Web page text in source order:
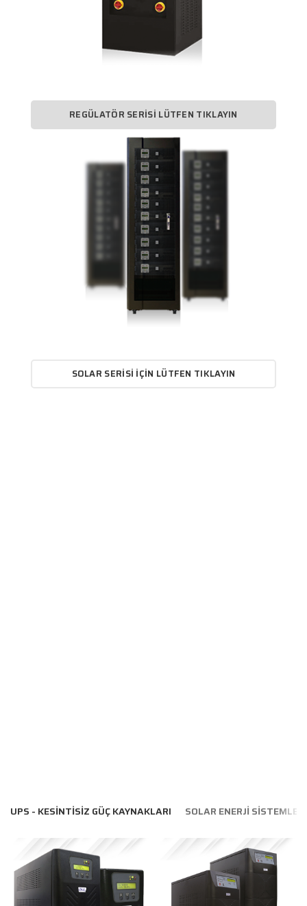
SOLAR SERISI İÇIN LÜTFEN TIKLAYIN
REGÜLATÖR SERISI LÜTFEN TIKLAYIN
UPS - KESINTISIZ GÜÇ KAYNAKLARI SOLAR ENERJI SISTEMLERI